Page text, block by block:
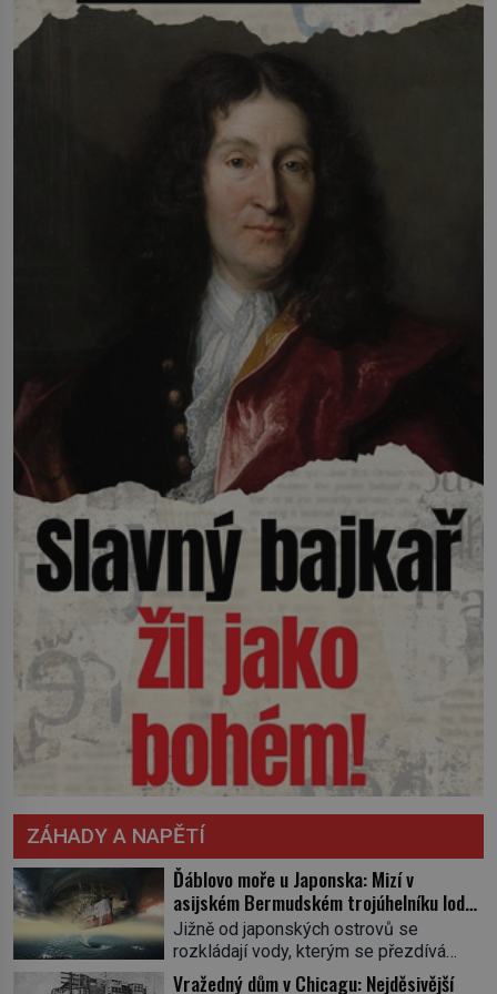
ZÁHADY A NAPĚTÍ
Ďáblovo moře u Japonska: Mizí v
asijském Bermudském trojúhelníku lodě
ve spárech neznámé síly?
Jižně od japonských ostrovů se
rozkládají vody, kterým se přezdívá
Ďáblovo moře. Vypráví se o lodích
Vražedný dům v Chicagu: Nejděsivější